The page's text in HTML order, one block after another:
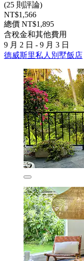
(25 則評論)
NT$1,566
總價 NT$1,895
含稅金和其他費用
9 月 2 日 - 9 月 3 日
德威斯里私人別墅飯店